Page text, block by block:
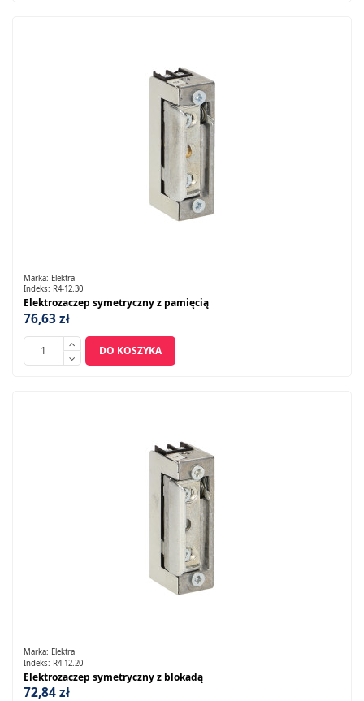
Marka: Elektra
Indeks: R4-12.30
Elektrozaczep symetryczny z pamięcią
76,63 zł
DO KOSZYKA
Marka: Elektra
Indeks: R4-12.20
Elektrozaczep symetryczny z blokadą
72,84 zł